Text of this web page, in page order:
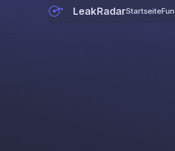
LeakRadarStartseite